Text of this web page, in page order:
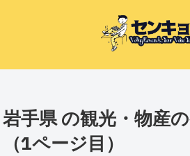
岩手県 の観光・物産
（1ページ目）